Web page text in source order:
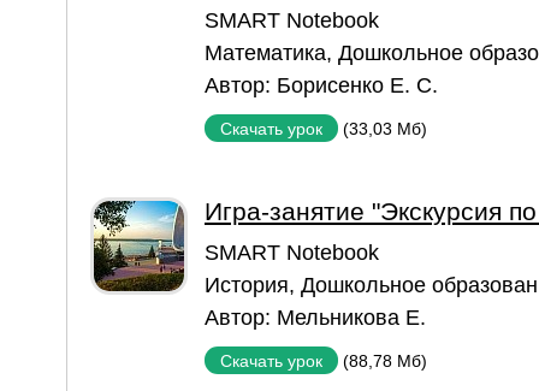
SMART Notebook
Математика, Дошкольное
Автор: Борисенко Е. С.
Скачать урок (33,03 Мб)
Игра-занятие "Экскурсия
SMART Notebook
История, Дошкольное
Автор: Мельникова Е.
Скачать урок (88,78 Мб)